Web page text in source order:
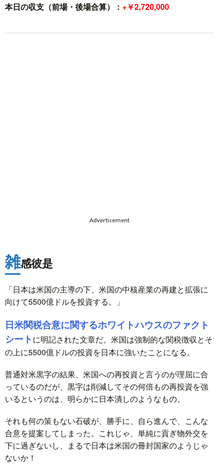
本日の収支（前場・後場合算）： +￥2,720,000
Advertisement
雑感彼是
「日本は米国の主導の下、米国の中核産業の再建と拡張に
向けて5500億ドルを投資する。」
日米関税合意に関するホワイトハウスのファクト
シートに明記された文章だ。米国は強制的な関税徴収とそ
の上に5500億ドルの投資を日本に強いたことになる。
普通対米黒字の結果、米国への再投資と言うのが理屈に合
っているのだが、黒字は削減してその何倍もの再投資を強
いるというのは、明らかに日本潰しのようなもの。
それも何の策もない石破が、勝手に、自ら進んで、こんな
合意を提案してしまった。これじゃ、単純に貢ぎ物外交を
下に過ぎないし、まるで日本は米国の冊封国家のようじゃ
ないか！